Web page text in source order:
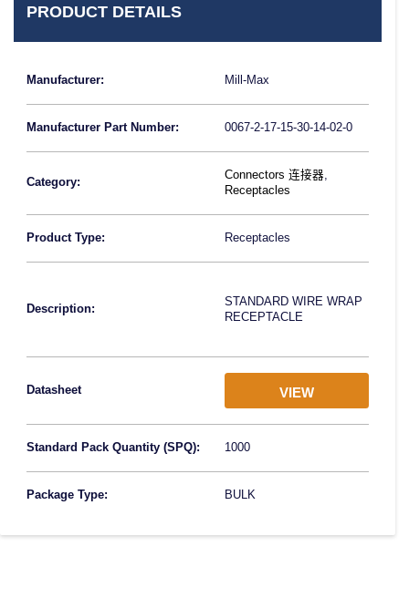
PRODUCT DETAILS
Manufacturer: Mill-Max
Manufacturer Part Number: 0067-2-17-15-30-14-02-0
Category:
Connectors 连接器,
Receptacles
Product Type: Receptacles
Description:
STANDARD WIRE WRAP
RECEPTACLE
Datasheet VIEW
Standard Pack Quantity (SPQ): 1000
Package Type: BULK